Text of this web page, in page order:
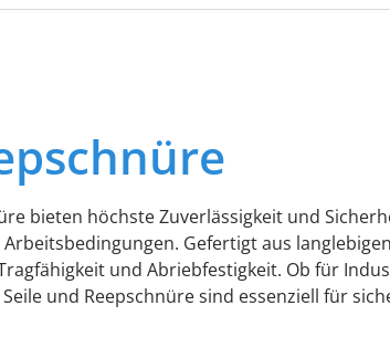
bieten höchste Zuverlässigkeit und
Gefertigt aus
und Abriebfestigkeit. Ob für
und Reepschnüre sind essenziell für